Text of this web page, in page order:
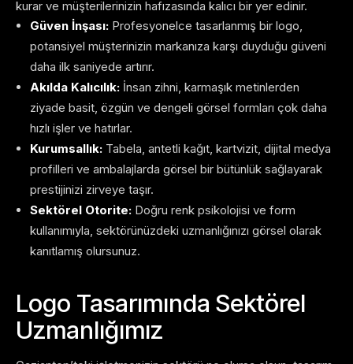
kurar ve müşterilerinizin hafızasında kalıcı bir yer edinir.
Güven İnşası: Profesyonelce tasarlanmış bir logo,
potansiyel müşterinizin markanıza karşı duyduğu güveni
daha ilk saniyede artırır.
Akılda Kalıcılık: İnsan zihni, karmaşık metinlerden
ziyade basit, özgün ve dengeli görsel formları çok daha
hızlı işler ve hatırlar.
Kurumsallık: Tabela, antetli kağıt, kartvizit, dijital medya
profilleri ve ambalajlarda görsel bir bütünlük sağlayarak
prestijinizi zirveye taşır.
Sektörel Otorite: Doğru renk psikolojisi ve form
kullanımıyla, sektörünüzdeki uzmanlığınızı görsel olarak
kanıtlamış olursunuz.
Logo Tasarımında Sektörel
Uzmanlığımız